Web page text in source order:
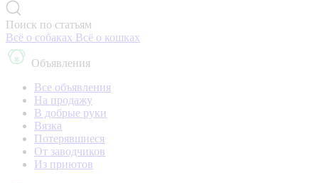
Поиск по статьям
Всё о собаках Всё о кошках
Объявления
Все объявления
На продажу
В добрые руки
Вязка
Потерявшиеся
От заводчиков
Из приютов